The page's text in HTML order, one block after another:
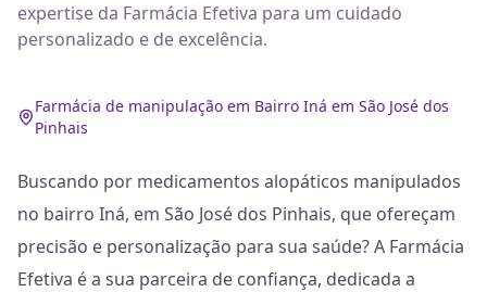
expertise da Farmácia Efetiva para um cuidado
personalizado e de excelência.
Farmácia de manipulação em Bairro Iná em São José dos
Pinhais
Buscando por medicamentos alopáticos manipulados
no bairro Iná, em São José dos Pinhais, que ofereçam
precisão e personalização para sua saúde? A Farmácia
Efetiva é a sua parceira de confiança, dedicada a